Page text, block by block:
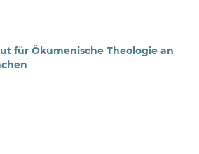
für Ökumenische Theologie an